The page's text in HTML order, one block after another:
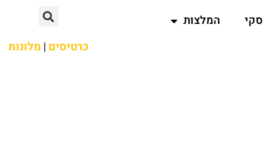
סקי
המלצות
כרטיסים | מלונות